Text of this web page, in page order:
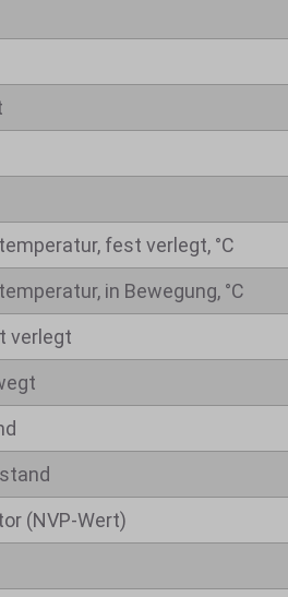
fest verlegt, °C
in Bewegung, °C
verlegt
(NVP-Wert)